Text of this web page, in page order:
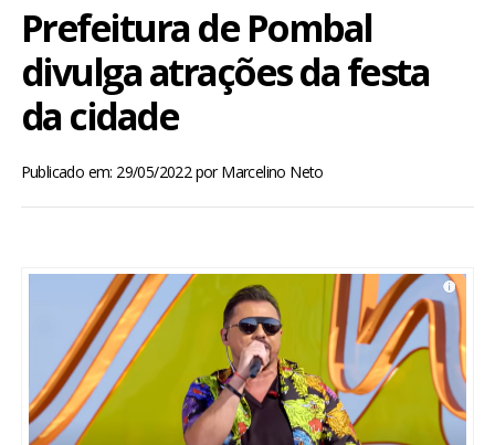
INÍCIO
POMBAL E REGIÃO
BRASIL
ESPORTES
ENTRETENIMENTO
Prefeitura de Pombal
divulga atrações da festa
da cidade
Publicado em: 29/05/2022porMarcelino Neto